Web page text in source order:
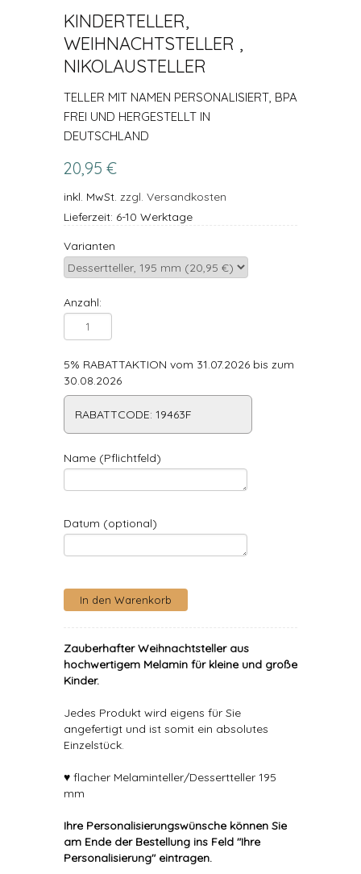
KINDERTELLER,
WEIHNACHTSTELLER ,
NIKOLAUSTELLER
TELLER MIT NAMEN PERSONALISIERT, BPA
FREI UND HERGESTELLT IN
DEUTSCHLAND
20,95 €
inkl. MwSt. zzgl. Versandkosten
Lieferzeit: 6-10 Werktage
Varianten
Anzahl:
5% RABATTAKTION vom 31.07.2026 bis zum
30.08.2026
RABATTCODE: 19463F
Name (Pflichtfeld)
Datum (optional)
Zauberhafter Weihnachtsteller aus
hochwertigem Melamin für kleine und große
Kinder.
Jedes Produkt wird eigens für Sie
angefertigt und ist somit ein absolutes
Einzelstück.
♥ flacher Melaminteller/Dessertteller 195
mm
Ihre Personalisierungswünsche können Sie
am Ende der Bestellung ins Feld "Ihre
Personalisierung" eintragen.